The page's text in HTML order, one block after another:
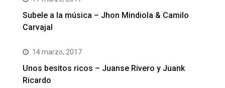
Subele a la música – Jhon Mindiola & Camilo
Carvajal
14 marzo, 2017
Unos besitos ricos – Juanse Rivero y Juank
Ricardo